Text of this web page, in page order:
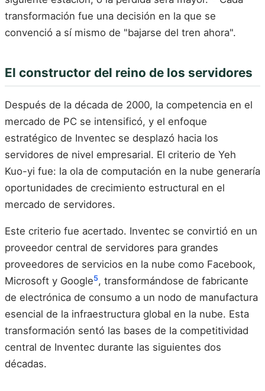
transformación fue una decisión en la que se
convenció a sí mismo de "bajarse del tren ahora".
El constructor del reino de los servidores
Después de la década de 2000, la competencia en el
mercado de PC se intensificó, y el enfoque
estratégico de Inventec se desplazó hacia los
servidores de nivel empresarial. El criterio de Yeh
Kuo-yi fue: la ola de computación en la nube generaría
oportunidades de crecimiento estructural en el
mercado de servidores.
Este criterio fue acertado. Inventec se convirtió en un
proveedor central de servidores para grandes
proveedores de servicios en la nube como Facebook,
Microsoft y Google5, transformándose de fabricante
de electrónica de consumo a un nodo de manufactura
esencial de la infraestructura global en la nube. Esta
transformación sentó las bases de la competitividad
central de Inventec durante las siguientes dos
décadas.